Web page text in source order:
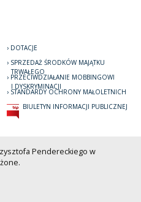
DOTACJE
SPRZEDAŻ ŚRODKÓW MAJĄTKU
TRWAŁEGO
PRZECIWDZIAŁANIE MOBBINGOWI
I DYSKRYMINACJI
STANDARDY OCHRONY MAŁOLETNICH
BIULETYN INFORMACJI PUBLICZNEJ
Pendereckiego w